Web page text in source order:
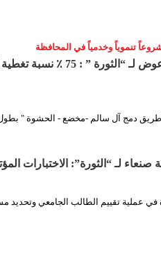
محافظ صعدة محمد جابر عوض
صنعاء لـ “الثورة”: الاختبارات
عملية تقييم الطالب الجامعي وتحديد